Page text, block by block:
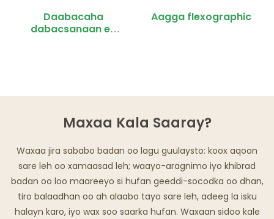
Daabacaha
dabacsanaan ee
Aagga flexographic
Maxaa Kala Saaray?
Waxaa jira sababo badan oo lagu guulaysto: koox aqoon
sare leh oo xamaasad leh; waayo-aragnimo iyo khibrad
badan oo loo maareeyo si hufan geeddi-socodka oo dhan,
tiro balaadhan oo ah alaabo tayo sare leh, adeeg la isku
halayn karo, iyo wax soo saarka hufan. Waxaan sidoo kale